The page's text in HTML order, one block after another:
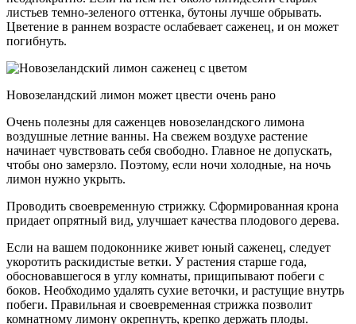
листьев темно-зеленого оттенка, бутоны лучше обрывать.
Цветение в раннем возрасте ослабевает саженец, и он может
погибнуть.
Новозеландский лимон может цвести очень рано
Очень полезны для саженцев новозеландского лимона
воздушные летние ванны. На свежем воздухе растение
начинает чувствовать себя свободно. Главное не допускать,
чтобы оно замерзло. Поэтому, если ночи холодные, на ночь
лимон нужно укрыть.
Проводить своевременную стрижку. Сформированная крона
придает опрятный вид, улучшает качества плодового дерева.
Если на вашем подоконнике живет юный саженец, следует
укоротить раскидистые ветки. У растения старше года,
обосновавшегося в углу комнаты, прищипывают побеги с
боков. Необходимо удалять сухие веточки, и растущие внутрь
побеги. Правильная и своевременная стрижка позволит
комнатному лимону окрепнуть, крепко держать плоды.